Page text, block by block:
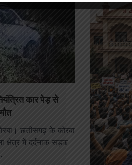
कार पेड़ से
छत्तीसगढ़ के कोरबा
क्षेत्र में दर्दनाक सड़क